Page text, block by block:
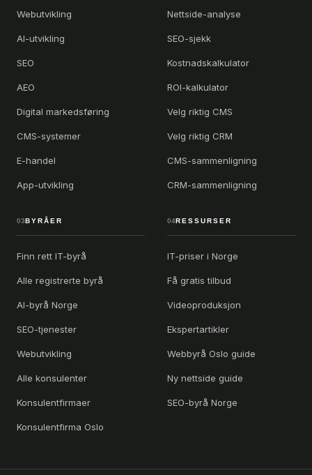
Webutvikling
AI-utvikling
SEO
AEO
Digital markedsføring
CMS-systemer
E-handel
App-utvikling
Nettside-analyse
SEO-sjekk
Kostnadskalkulator
ROI-kalkulator
Velg riktig CMS
Velg riktig CRM
CMS-sammenligning
CRM-sammenligning
03 BYRÅER
Finn rett IT-byrå
Alle registrerte byrå
AI-byrå Norge
SEO-tjenester
Webutvikling
Alle konsulenter
Konsulentfirmaer
Konsulentfirma Oslo
04RESSURSER
IT-priser i Norge
Få gratis tilbud
Videoproduksjon
Ekspertartikler
Webbyrå Oslo guide
Ny nettside guide
SEO-byrå Norge